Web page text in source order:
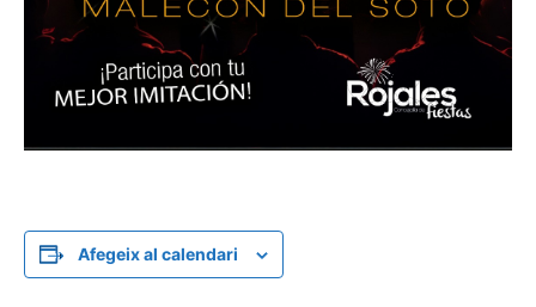
Afegeix al calendari